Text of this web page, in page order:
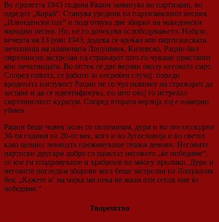
Во пролетта 1943 година Рацин заминува во партизани, во
одредот „Кораб“. Станува уредник на партизанскиот весник
„Илинденски пат“ и подготвува две збирки на македонски
народни песни. Но, не го дочекува ослободувањето. Набрзо,
вечерта на 13 јуни 1943, додека се враќал кон партизанската
печатница на планината Лопушник, Кичевско, Рацин бил
смртоносно застрелан од стражарот што го чуваше пристапот
кон печатницата. Во оптек се две верзии околу неговата смрт.
Според првата, се работи за несреќен случај: поради
вродената наглувост Рацин не го чул повикот на стражарот да
застане и да се идентификува, по што овој го истрелал
смртоносниот куршум. Според втората верзија тој е намерно
убиен.
Рацин беше човек полн со оптимизам, дури и во тие опскурни
30-ти години на 20-от век, кога и во Југославија и во светот
како целина левицата преживуваше тешки денови. Неговите
партиски другари добро го паметат неговото „ќе победиме“,
со кое ги поздравуваше и храбреше во многу прилики. Дури и
неговите последни зборови кога беше застрелан на Лопушник
беа: „Кажете и’ на мајка ми нека не жали оти сепак ние ќе
победиме.“
Творештво